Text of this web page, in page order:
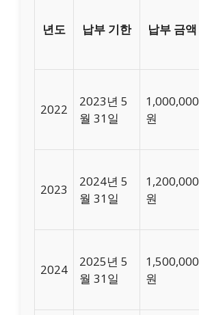
년도 납부 기한 납부 금액
2022
2023년 5
월 31일
1,000,000
원
2023
2024년 5
월 31일
1,200,000
원
2024
2025년 5
월 31일
1,500,000
원